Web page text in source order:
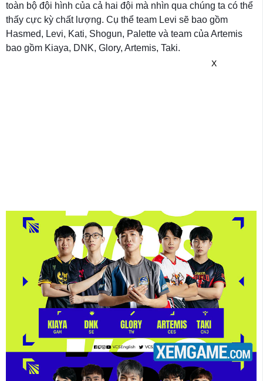
toàn bộ đội hình của cả hai đội mà nhìn qua chúng ta có thể
thấy cực kỳ chất lượng. Cụ thể team Levi sẽ bao gồm
Hasmed, Levi, Kati, Shogun, Palette và team của Artemis
bao gồm Kiaya, DNK, Glory, Artemis, Taki.
X